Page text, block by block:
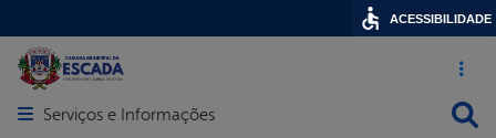
Acesso
Abrir menu principal de navegação
Serviços e Informações
ACESSIBILIDADE